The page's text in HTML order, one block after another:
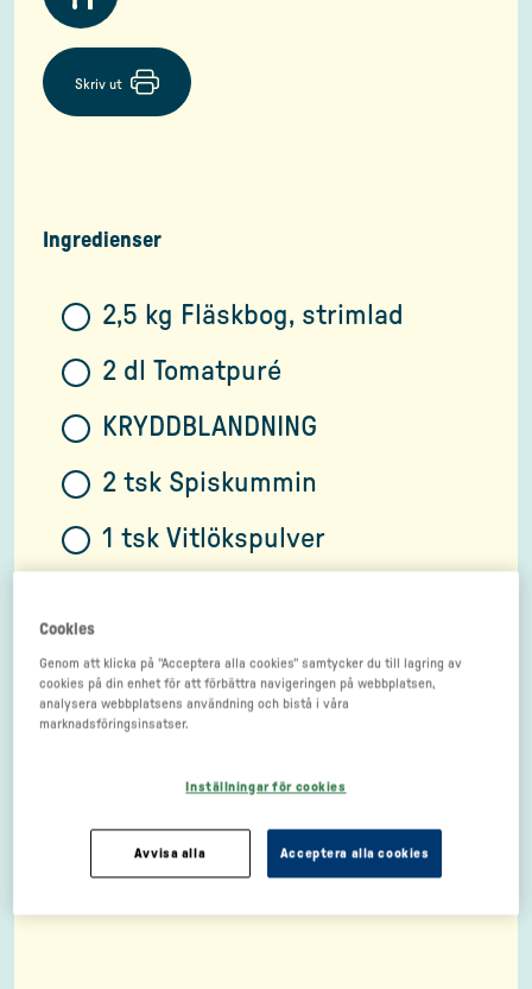
Skriv ut
Ingredienser
2,5 kg Fläskbog, strimlad
2 dl Tomatpuré
KRYDDBLANDNING
2 tsk Spiskummin
1 tsk Vitlökspulver
2 tsk Timjan, torkad
2 tsk Oregano
1 tsk Svartpeppar, grovmalen
Cookies
Genom att klicka på "Acceptera alla cookies" samtycker du till lagring av
cookies på din enhet för att förbättra navigeringen på webbplatsen,
analysera webbplatsens användning och bistå i våra
marknadsföringsinsatser.
Inställningar för cookies
Avvisa alla Acceptera alla cookies